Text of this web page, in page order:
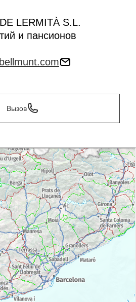
LERMITÀ S.L.
и пансионов
Вызов